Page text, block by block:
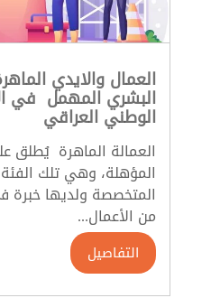
العمال والايدي
البشري المهمل في
الوطني العراقي
العمالة الماهرة يُطلق
المؤهلة، وهي تلك
المتخصصة ولديها خبرة
من الأعمال...
التفاصيل